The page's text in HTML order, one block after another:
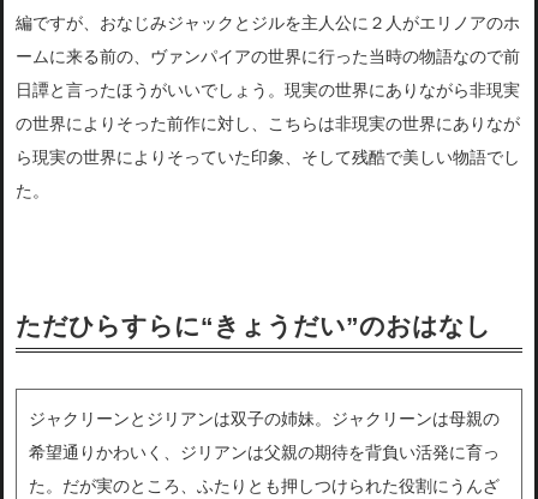
編ですが、おなじみジャックとジルを主人公に２人がエリノアのホ
ームに来る前の、ヴァンパイアの世界に行った当時の物語なので前
日譚と言ったほうがいいでしょう。現実の世界にありながら非現実
の世界によりそった前作に対し、こちらは非現実の世界にありなが
ら現実の世界によりそっていた印象、そして残酷で美しい物語でし
た。
ただひらすらに“きょうだい”のおはなし
ジャクリーンとジリアンは双子の姉妹。ジャクリーンは母親の
希望通りかわいく、ジリアンは父親の期待を背負い活発に育っ
た。だが実のところ、ふたりとも押しつけられた役割にうんざ